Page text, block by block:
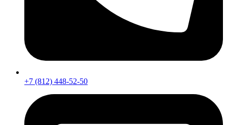
+7 (812) 448-52-50